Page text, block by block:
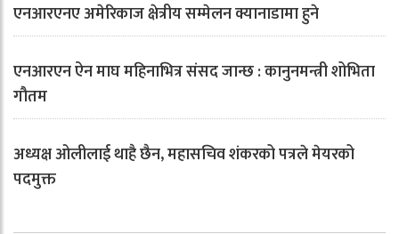
एनआरएनए अमेरिकाज क्षेत्रीय सम्मेलन क्यानाडामा हुने
एनआरएन ऐन माघ महिनाभित्र संसद जान्छ : कानुनमन्त्री शोभिता
गौतम
अध्यक्ष ओलीलाई थाहै छैन, महासचिव शंकरको पत्रले मेयरको
पदमुक्त